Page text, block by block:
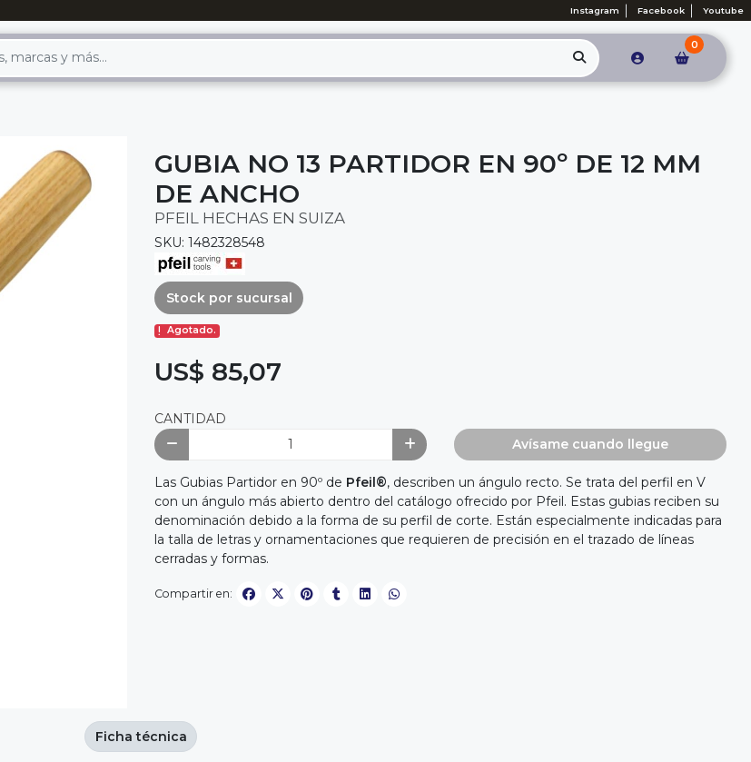
Instagram Facebook Youtube
0
GUBIA NO 13 PARTIDOR EN 90º DE 12 MM
DE ANCHO
PFEIL HECHAS EN SUIZA
SKU: 1482328548
Stock por sucursal
Agotado.
US$ 85,07
CANTIDAD
Avísame cuando llegue
Las Gubias Partidor en 90º de Pfeil®, describen un ángulo recto. Se trata del perfil en V
con un ángulo más abierto dentro del catálogo ofrecido por Pfeil. Estas gubias reciben su
denominación debido a la forma de su perfil de corte. Están especialmente indicadas para
la talla de letras y ornamentaciones que requieren de precisión en el trazado de líneas
cerradas y formas.
Compartir en:
Ficha técnica